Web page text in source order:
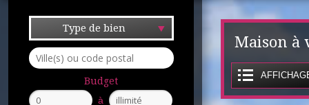
Type de bien
Budget
à
Maison à